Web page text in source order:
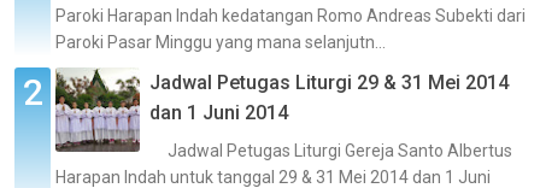
Paroki Harapan Indah kedatangan Romo Andreas Subekti dari
Paroki Pasar Minggu yang mana selanjutn...
Jadwal Petugas Liturgi 29 & 31 Mei 2014
dan 1 Juni 2014
Jadwal Petugas Liturgi Gereja Santo Albertus
Harapan Indah untuk tanggal 29 & 31 Mei 2014 dan 1 Juni